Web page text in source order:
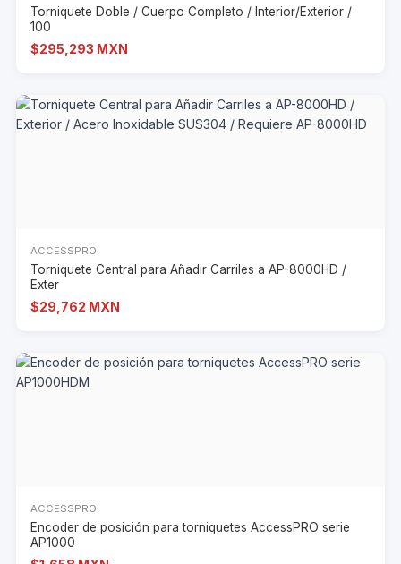
Torniquete Doble / Cuerpo Completo / Interior/Exterior /
100
$295,293 MXN
ACCESSPRO
Torniquete Central para Añadir Carriles a AP-8000HD /
Exter
$29,762 MXN
ACCESSPRO
Encoder de posición para torniquetes AccessPRO serie
AP1000